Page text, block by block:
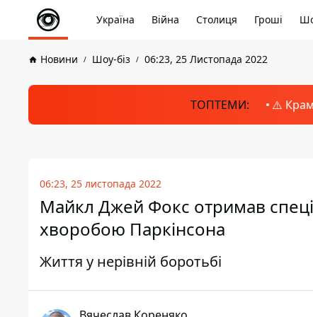
Україна Війна Столиця Гроші
Новини Шоу-біз 06:23, 25 Листопада 2022
ТОПТЕМИ: ⚠️
06:23, 25 листопада 2022
Майкл Джей Фокс отримав
хворобою Паркінсона
Життя у нерівній боротьбі